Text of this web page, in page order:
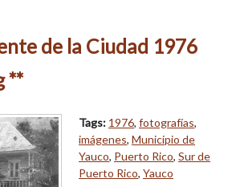
de la Ciudad 1976
**
Tags: 1976, fotografías,
imágenes, Municipio de
Yauco, Puerto Rico, Sur de
Puerto Rico, Yauco